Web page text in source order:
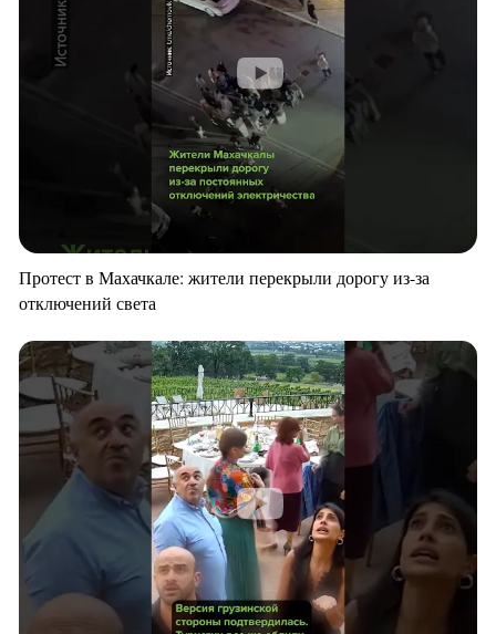
Протест в Махачкале: жители перекрыли дорогу из-за
отключений света